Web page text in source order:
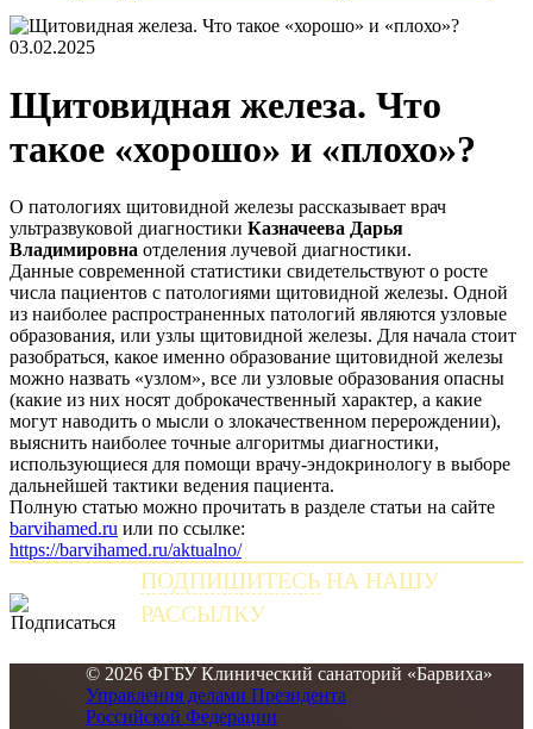
03.02.2025
Щитовидная железа. Что
такое «хорошо» и «плохо»?
О патологиях щитовидной железы рассказывает врач
ультразвуковой диагностики Казначеева Дарья
Владимировна отделения лучевой диагностики.
Данные современной статистики свидетельствуют о росте
числа пациентов с патологиями щитовидной железы. Одной
из наиболее распространенных патологий являются узловые
образования, или узлы щитовидной железы. Для начала стоит
разобраться, какое именно образование щитовидной железы
можно назвать «узлом», все ли узловые образования опасны
(какие из них носят доброкачественный характер, а какие
могут наводить о мысли о злокачественном перерождении),
выяснить наиболее точные алгоритмы диагностики,
использующиеся для помощи врачу-эндокринологу в выборе
дальнейшей тактики ведения пациента.
Полную статью можно прочитать в разделе статьи на сайте
barvihamed.ru или по ссылке:
https://barvihamed.ru/aktualno/
ПОДПИШИТЕСЬ НА НАШУ
РАССЫЛКУ
© 2026 ФГБУ Клинический санаторий «Барвиха»
Управления делами Президента
Российской Федерации